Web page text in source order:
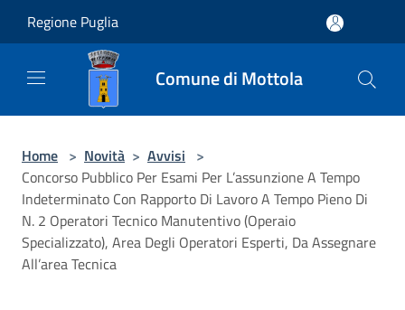
Regione Puglia
Comune di Mottola
Home > Novità > Avvisi >
Concorso Pubblico Per Esami Per L’assunzione A Tempo
Indeterminato Con Rapporto Di Lavoro A Tempo Pieno Di
N. 2 Operatori Tecnico Manutentivo (Operaio
Specializzato), Area Degli Operatori Esperti, Da Assegnare
All’area Tecnica